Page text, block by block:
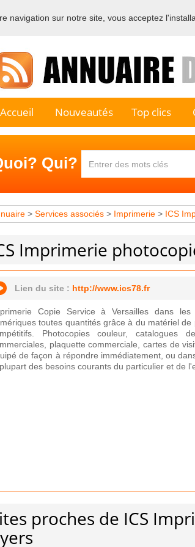
Bienvenue sur
Accueil Nouveautés Top clics
Qui?
> Services associés > Imprimerie > ICS
Imprimerie
Lien du site : http://www.ics78.fr
Copie Service à Versailles dans les
toutes quantités grâce à du matériel
Photocopies couleur, catalogues
plaquette commerciale, cartes de
de façon à répondre immédiatement, ou
des besoins courants du particulier et de
proches de ICS
navigation sur notre site, vous acceptez